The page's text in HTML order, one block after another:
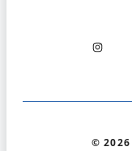
© 2026